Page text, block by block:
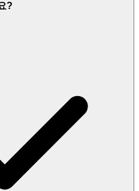
마땅히 받아야 할 즉각적인
입니다:
버블 슈트 머지 박스
은 몇 초 안에 게임에 접속하
가 됩니다. 마찰 없이, 순수하고
약속
?